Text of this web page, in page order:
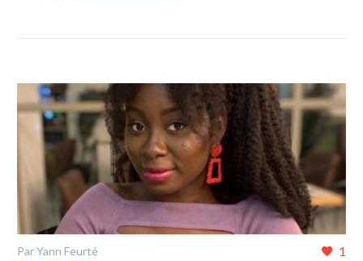
1
Par Yann Feurté